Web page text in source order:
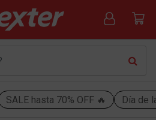
SALE hasta 70% OFF 🔥 Día de